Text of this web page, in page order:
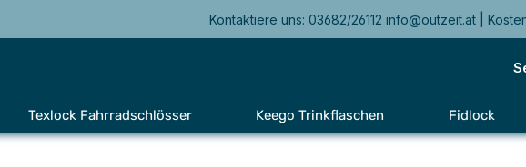
Kontaktiere uns: 03682/26112 info@outzeit.at |
Texlock Fahrradschlösser Keego Trinkflaschen Fidlock